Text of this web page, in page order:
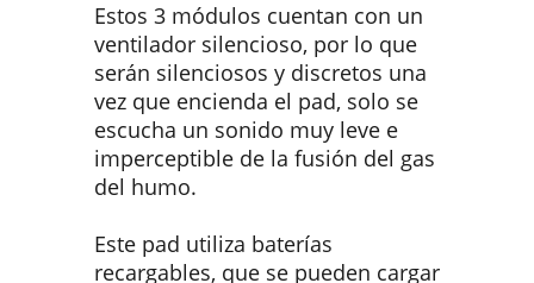
Estos 3 módulos cuentan con un
ventilador silencioso, por lo que
serán silenciosos y discretos una
vez que encienda el pad, solo se
escucha un sonido muy leve e
imperceptible de la fusión del gas
del humo.
Este pad utiliza baterías
recargables, que se pueden cargar